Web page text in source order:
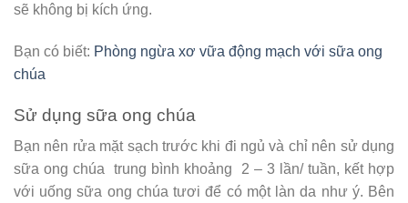
sẽ không bị kích ứng.
Bạn có biết: Phòng ngừa xơ vữa động mạch với sữa ong
chúa
Sử dụng sữa ong chúa
Bạn nên rửa mặt sạch trước khi đi ngủ và chỉ nên sử dụng
sữa ong chúa trung bình khoảng 2 – 3 lần/ tuần, kết hợp
với uống sữa ong chúa tươi để có một làn da như ý. Bên